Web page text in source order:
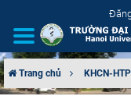
Trang chủ KHCN-